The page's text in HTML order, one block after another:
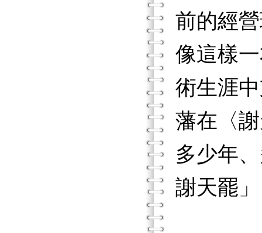
前的經
像這樣
術生涯
藩在〈
多少年
謝天罷